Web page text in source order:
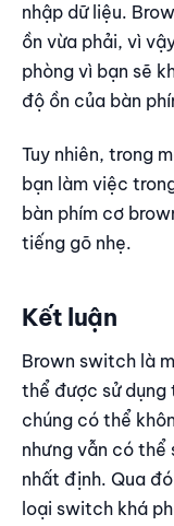
nhập dữ liệu.
ồn vừa phải, vì
phòng vì bạn sẽ
độ ồn của bàn
Tuy nhiên, trong
bạn làm việc
bàn phím cơ
tiếng gõ nhẹ.
Kết luận
Brown switch là
thể được sử dụng
chúng có thể
nhưng vẫn có thể
nhất định. Qua
loại switch khá